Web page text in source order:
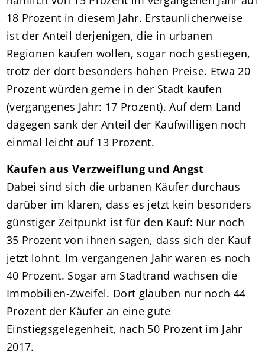
18 Prozent in diesem Jahr. Erstaunlicherweise
ist der Anteil derjenigen, die in urbanen
Regionen kaufen wollen, sogar noch gestiegen,
trotz der dort besonders hohen Preise. Etwa 20
Prozent würden gerne in der Stadt kaufen
(vergangenes Jahr: 17 Prozent). Auf dem Land
dagegen sank der Anteil der Kaufwilligen noch
einmal leicht auf 13 Prozent.
Kaufen aus Verzweiflung und Angst
Dabei sind sich die urbanen Käufer durchaus
darüber im klaren, dass es jetzt kein besonders
günstiger Zeitpunkt ist für den Kauf: Nur noch
35 Prozent von ihnen sagen, dass sich der Kauf
jetzt lohnt. Im vergangenen Jahr waren es noch
40 Prozent. Sogar am Stadtrand wachsen die
Immobilien-Zweifel. Dort glauben nur noch 44
Prozent der Käufer an eine gute
Einstiegsgelegenheit, nach 50 Prozent im Jahr
2017.